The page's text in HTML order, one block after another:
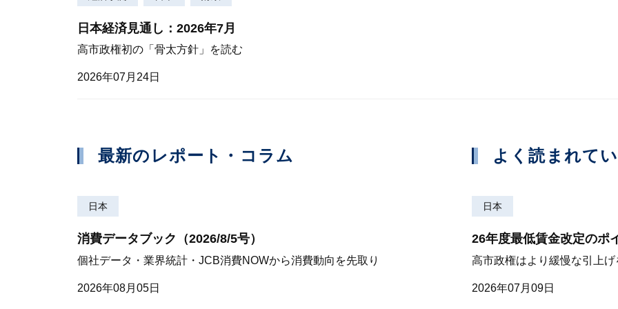
日本経済見通し：2026年7月
高市政権初の「骨太方針」を読む
2026年07月24日
最新のレポート・コラム
日本
消費データブック（2026/8/5号）
個社データ・業界統計・JCB消費NOWから消費動向を先取り
2026年08月05日
よく読まれて
日本
26年度最低賃金改定のポ
高市政権はより緩慢な引上
2026年07月09日